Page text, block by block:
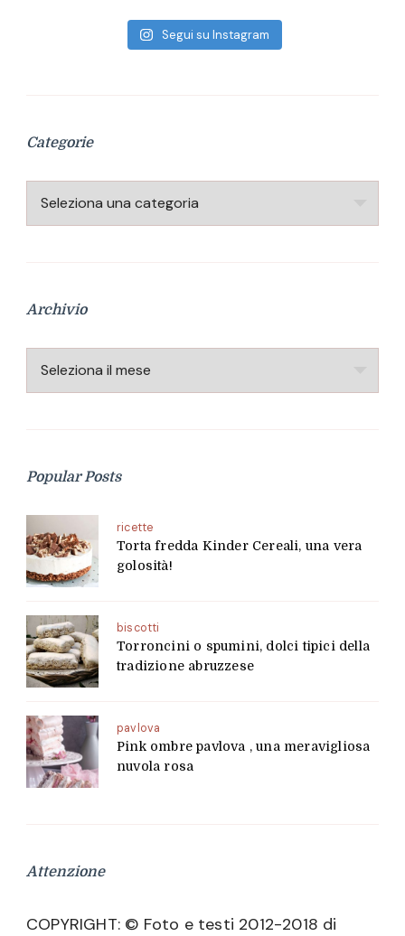
Segui su Instagram
Categorie
Categorie
Archivio
Archivio
Popular Posts
ricette
Torta fredda Kinder Cereali, una vera
golosità!
biscotti
Torroncini o spumini, dolci tipici della
tradizione abruzzese
pavlova
Pink ombre pavlova , una meravigliosa
nuvola rosa
Attenzione
COPYRIGHT: © Foto e testi 2012-2018 di